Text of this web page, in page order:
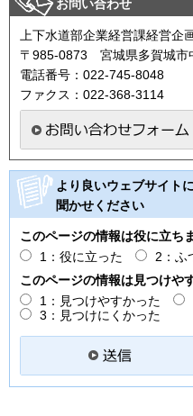
お問い合わせ
上下水道部企業経営課経営企
〒985-0873 宮城県多賀城市
電話番号：022-745-8048
ファクス：022-368-3114
より良いウェブサイト
聞かせください
このページの情報は役に立ち
1：役に立った
2：ふ
このページの情報は見つけや
1：見つけやすかった
3：見つけにくかった